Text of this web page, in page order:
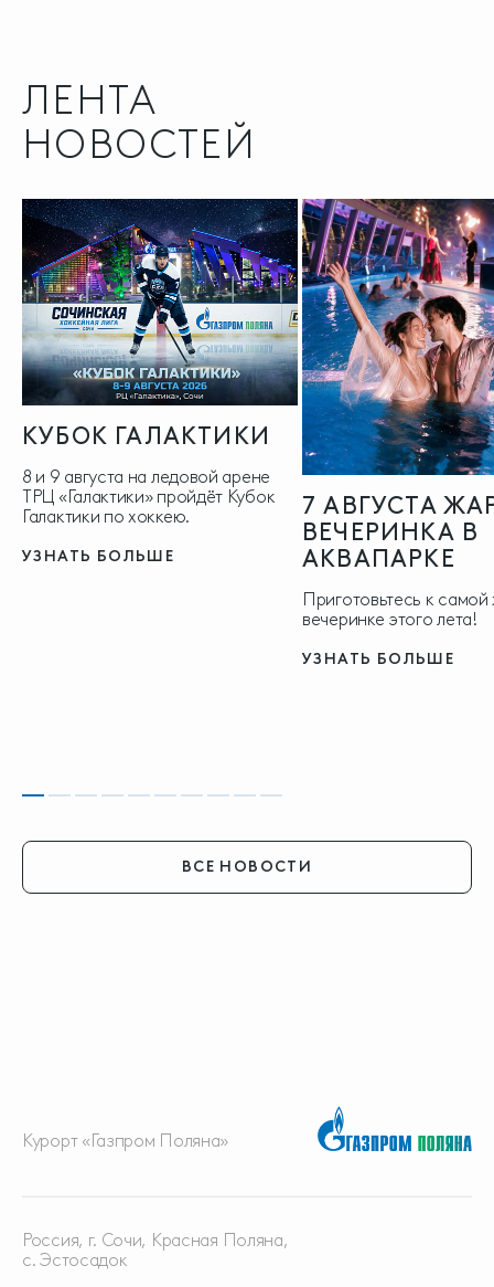
ЛЕНТА
НОВОСТЕЙ
КУБОК ГАЛАКТИКИ
8 и 9 августа на ледовой арене
ТРЦ «Галактики» пройдёт Кубок
Галактики по хоккею.
УЗНАТЬ БОЛЬШЕ
7 АВГУСТА
ВЕЧЕРИНКА В
АКВАПАРКЕ
Приготовьтесь к
вечеринке этого лета!
УЗНАТЬ БОЛЬШЕ
ВСЕ НОВОСТИ
Курорт «Газпром Поляна»
Россия, г. Сочи, Красная Поляна,
с. Эстосадок